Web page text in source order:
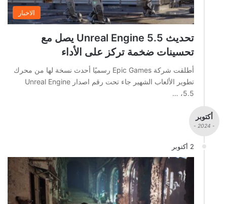
الاخبار
تحديث Unreal Engine 5.5 يصل مع
تحسينات ضخمة تركز على الأداء
أطلقت شركة Epic Games رسميًا أحدث نسخة لها من محرك
تطوير الألعاب الشهير جاء تحت رقم اصدار Unreal Engine
5.5، …
أكتوبر
- 2024 -
2 أكتوبر